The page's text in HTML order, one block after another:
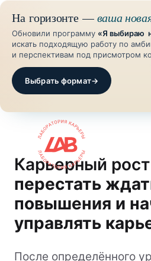
На горизонте —ваша
Обновили программу «Я выбираю
искать подходящую работу по
и перспективам под присмотром
Выбрать формат→
Карьерный рост
перестать
повышения и
управлять
После определённого